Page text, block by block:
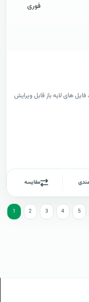
فوری
های لایه باز قابل ویرایش
مقایسه
1 2 3 4 5